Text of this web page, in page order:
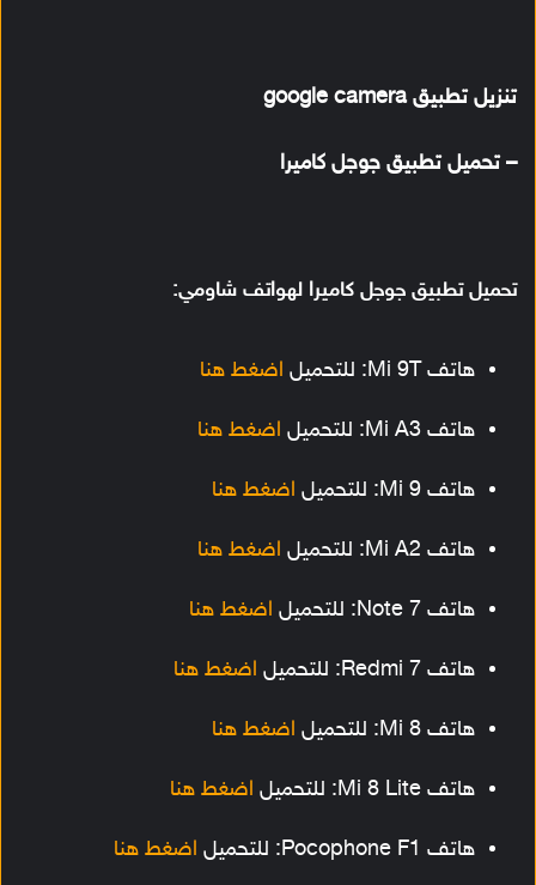
تنزيل تطبيق google camera
– تحميل تطبيق جوجل كاميرا
تحميل تطبيق جوجل كاميرا لهواتف شاومي:
هاتف Mi 9T: للتحميل اضغط هنا
هاتف Mi A3: للتحميل اضغط هنا
هاتف Mi 9: للتحميل اضغط هنا
هاتف Mi A2: للتحميل اضغط هنا
هاتف Note 7: للتحميل اضغط هنا
هاتف Redmi 7: للتحميل اضغط هنا
هاتف Mi 8: للتحميل اضغط هنا
هاتف Mi 8 Lite: للتحميل اضغط هنا
هاتف Pocophone F1: للتحميل اضغط هنا